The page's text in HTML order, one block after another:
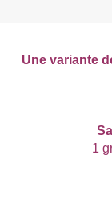
Une variante
1